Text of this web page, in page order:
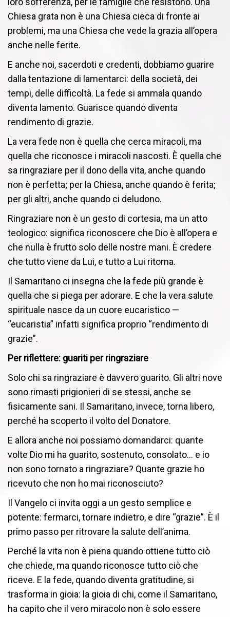
Chiesa grata non è una Chiesa cieca di fronte ai
problemi, ma una Chiesa che vede la grazia all’opera
anche nelle ferite.
E anche noi, sacerdoti e credenti, dobbiamo guarire
dalla tentazione di lamentarci: della società, dei
tempi, delle difficoltà. La fede si ammala quando
diventa lamento. Guarisce quando diventa
rendimento di grazie.
La vera fede non è quella che cerca miracoli, ma
quella che riconosce i miracoli nascosti. È quella che
sa ringraziare per il dono della vita, anche quando
non è perfetta; per la Chiesa, anche quando è ferita;
per gli altri, anche quando ci deludono.
Ringraziare non è un gesto di cortesia, ma un atto
teologico: significa riconoscere che Dio è all’opera e
che nulla è frutto solo delle nostre mani. È credere
che tutto viene da Lui, e tutto a Lui ritorna.
Il Samaritano ci insegna che la fede più grande è
quella che si piega per adorare. E che la vera salute
spirituale nasce da un cuore eucaristico —
“eucaristia” infatti significa proprio “rendimento di
grazie”.
Per riflettere: guariti per ringraziare
Solo chi sa ringraziare è davvero guarito. Gli altri nove
sono rimasti prigionieri di se stessi, anche se
fisicamente sani. Il Samaritano, invece, torna libero,
perché ha scoperto il volto del Donatore.
E allora anche noi possiamo domandarci: quante
volte Dio mi ha guarito, sostenuto, consolato… e io
non sono tornato a ringraziare? Quante grazie ho
ricevuto che non ho mai riconosciuto?
Il Vangelo ci invita oggi a un gesto semplice e
potente: fermarci, tornare indietro, e dire “grazie”. È il
primo passo per ritrovare la salute dell’anima.
Perché la vita non è piena quando ottiene tutto ciò
che chiede, ma quando riconosce tutto ciò che
riceve. E la fede, quando diventa gratitudine, si
trasforma in gioia: la gioia di chi, come il Samaritano,
ha capito che il vero miracolo non è solo essere